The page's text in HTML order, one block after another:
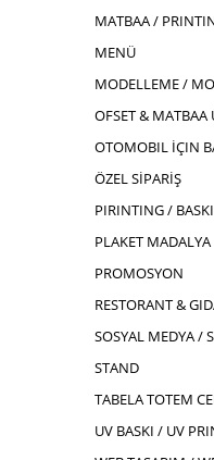
MATBAA /
MENÜ
MODELLEME /
OFSET & MATBAA
OTOMOBIL İÇIN
ÖZEL SİPARİŞ
PIRINTING /
PLAKET MADALYA
PROMOSYON
RESTORANT &
SOSYAL MEDYA /
STAND
TABELA TOTEM
UV BASKI / UV